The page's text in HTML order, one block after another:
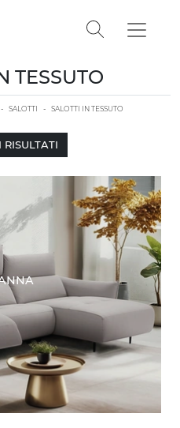
TESSUTO
- SALOTTI - SALOTTI IN TESSUTO
RISULTATI